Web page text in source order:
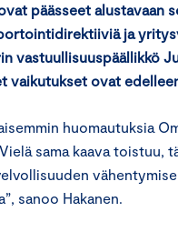
päässeet alustavaan
ja
vastuullisuuspäällikkö
vaikutukset ovat
huomautuksia
sama kaava toistuu,
sanoo Hakanen.